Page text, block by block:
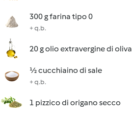
300 g farina tipo 0
+ q.b.
20 g olio extravergine di oliva
½ cucchiaino di sale
+ q.b.
1 pizzico di origano secco